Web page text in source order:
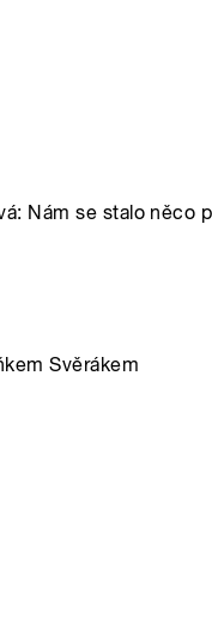
Nám se stalo něco
Svěrákem